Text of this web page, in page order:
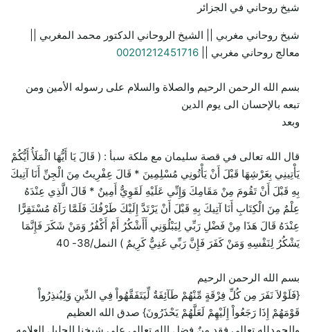
شيخ روحاني في الجزائر
شيخ روحاني مغربي || الشيخ الروحاني الدكتور محمد المغربي ||
معالج روحاني مغربي || 00201212451716
بسم الله الرحمن الرحيم والصلاة والسلام على رسوله الأمين ومن
تبعه بالإحسان الى يوم الدين
وبعد
قال الله تعالى في قصة سليمان مع ملكة سبأ : ( قَالَ يَا أَيُّهَا الْمَلَأُ أَيُّكُمْ
يَأْتِينِي بِعَرْشِهَا قَبْلَ أَنْ يَأْتُونِي مُسْلِمِينَ * قَالَ عِفْرِيتٌ مِنَ الْجِنِّ أَنَا آتِيكَ
بِهِ قَبْلَ أَنْ تَقُومَ مِنْ مَقَامِكَ وَإِنِّي عَلَيْهِ لَقَوِيٌّ أَمِينٌ * قَالَ الَّذِي عِنْدَهُ
عِلْمٌ مِنَ الْكِتَابِ أَنَا آتِيكَ بِهِ قَبْلَ أَنْ يَرْتَدَّ إِلَيْكَ طَرْفُكَ فَلَمَّا رَآهُ مُسْتَقِرًّا
عِنْدَهُ قَالَ هَذَا مِنْ فَضْلِ رَبِّي لِيَبْلُوَنِي أَأَشْكُرُ أَمْ أَكْفُرُ وَمَنْ شَكَرَ فَإِنَّمَا
يَشْكُرُ لِنَفْسِهِ وَمَنْ كَفَرَ فَإِنَّ رَبِّي غَنِيٌّ كَرِيمٌ ) النمل/38- 40
بسم الله الرحمن الرحيم
{فَلَوْلاَ نَفَرَ مِن كُلِّ فِرْقَةٍ مِّنْهُمْ طَآئِفَةٌ لِّيَتَفَقَّهُواْ فِي الدِّينِ وَلِيُنذِرُواْ
قَوْمَهُمْ إِذَا رَجَعُواْ إِلَيْهِمْ لَعَلَّهُمْ يَحْذَرُونَ} صدق الله العظيم